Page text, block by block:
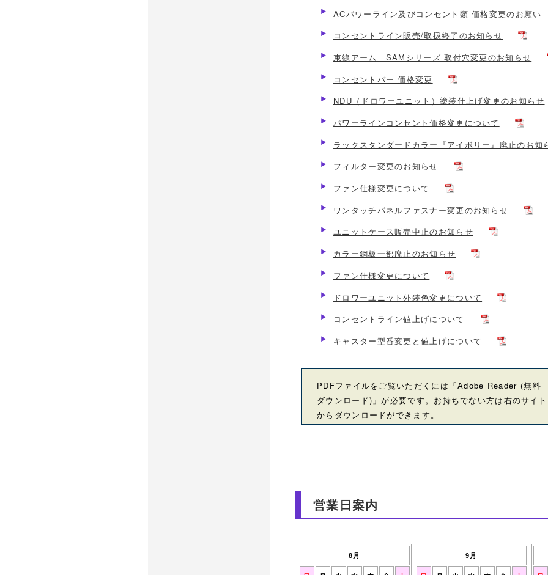
ACパワーライン及びコンセント類 価格変更のお願い
コンセントライン販売/取扱終了のお知らせ
束線アーム SAMシリーズ 取付穴変更のお知らせ
コンセントバー 価格変更
NDU（ドロワーユニット）塗装仕上げ変更のお知らせ
パワーラインコンセント価格変更について
ラックスタンダードカラー『アイボリー』廃止のお知
フィルター変更のお知らせ
ファン仕様変更について
ワンタッチパネルファスナー変更のお知らせ
ユニットケース販売中止のお知らせ
カラー鋼板一部廃止のお知らせ
ファン仕様変更について
ドロワーユニット外装色変更について
コンセントライン値上げについて
キャスター型番変更と値上げについて
PDFファイルをご覧いただくには「Adobe Reader (無料
ダウンロード)」が必要です。お持ちでない方は右のサイト
からダウンロードができます。
営業日案内
8月 9月